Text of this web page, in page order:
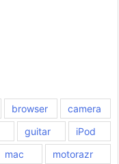
browser
camera
guitar
iPod
mac motorazr